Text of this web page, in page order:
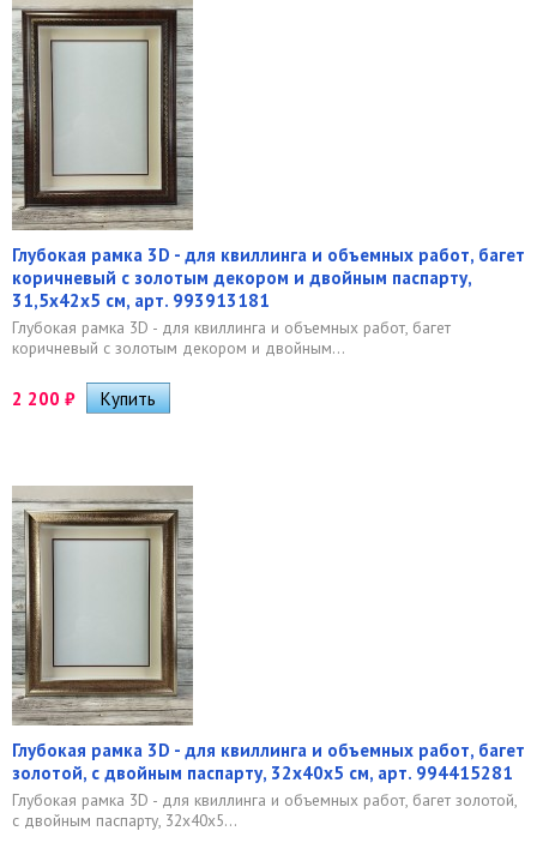
Глубокая рамка 3D - для квиллинга и объемных работ, багет
коричневый с золотым декором и двойным паспарту,
31,5х42х5 см, арт. 993913181
Глубокая рамка 3D - для квиллинга и объемных работ, багет
коричневый с золотым декором и двойным...
2 200 ₽
Глубокая рамка 3D - для квиллинга и объемных работ, багет
золотой, с двойным паспарту, 32х40х5 см, арт. 994415281
Глубокая рамка 3D - для квиллинга и объемных работ, багет золотой,
с двойным паспарту, 32х40х5...